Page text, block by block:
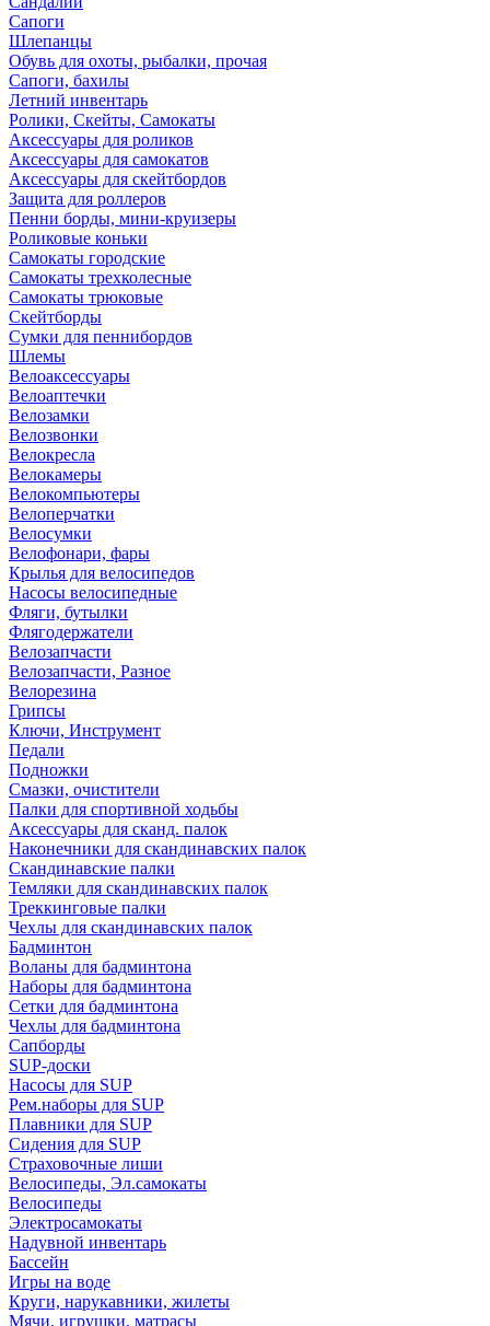
Сапоги
Шлепанцы
Обувь для охоты, рыбалки, прочая
Сапоги, бахилы
Летний инвентарь
Ролики, Скейты, Самокаты
Аксессуары для роликов
Аксессуары для самокатов
Аксессуары для скейтбордов
Защита для роллеров
Пенни борды, мини-круизеры
Роликовые коньки
Самокаты городские
Самокаты трехколесные
Самокаты трюковые
Скейтборды
Сумки для пеннибордов
Шлемы
Велоаксессуары
Велоаптечки
Велозамки
Велозвонки
Велокресла
Велокамеры
Велокомпьютеры
Велоперчатки
Велосумки
Велофонари, фары
Крылья для велосипедов
Насосы велосипедные
Фляги, бутылки
Флягодержатели
Велозапчасти
Велозапчасти, Разное
Велорезина
Грипсы
Ключи, Инструмент
Педали
Подножки
Смазки, очистители
Палки для спортивной ходьбы
Аксессуары для сканд. палок
Наконечники для скандинавских палок
Скандинавские палки
Темляки для скандинавских палок
Треккинговые палки
Чехлы для скандинавских палок
Бадминтон
Воланы для бадминтона
Наборы для бадминтона
Сетки для бадминтона
Чехлы для бадминтона
Сапборды
SUP-доски
Насосы для SUP
Рем.наборы для SUP
Плавники для SUP
Сидения для SUP
Страховочные лиши
Велосипеды, Эл.самокаты
Велосипеды
Электросамокаты
Надувной инвентарь
Бассейн
Игры на воде
Круги, нарукавники, жилеты
Мячи, игрушки, матрасы